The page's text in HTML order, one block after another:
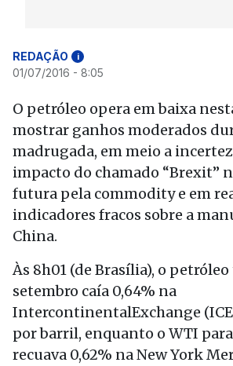
REDAÇÃO i
01/07/2016 - 8:05
O petróleo opera em baixa
mostrar ganhos moderados
madrugada, em meio a
impacto do chamado “Brexit”
futura pela commodity e em
indicadores fracos sobre a
China.
Às 8h01 (de Brasília), o
setembro caía 0,64% na
IntercontinentalExchange
por barril, enquanto o WTI
recuava 0,62% na New York